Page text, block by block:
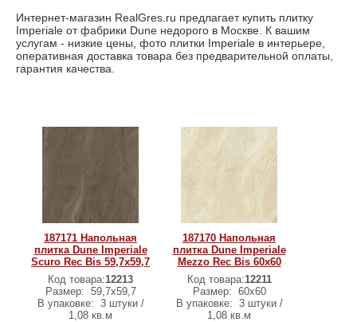
Интернет-магазин RealGres.ru предлагает купить плитку
Imperiale от фабрики Dune недорого в Москве. К вашим
услугам - низкие цены, фото плитки Imperiale в интерьере,
оперативная доставка товара без предварительной оплаты,
гарантия качества.
187171 Напольная
плитка Dune Imperiale
Scuro Rec Bis 59,7x59,7
Код товара:12213
Размер: 59,7x59,7
В упаковке: 3 штуки /
1,08 кв.м
187170 Напольная
плитка Dune Imperiale
Mezzo Rec Bis 60x60
Код товара:12211
Размер: 60x60
В упаковке: 3 штуки /
1,08 кв.м